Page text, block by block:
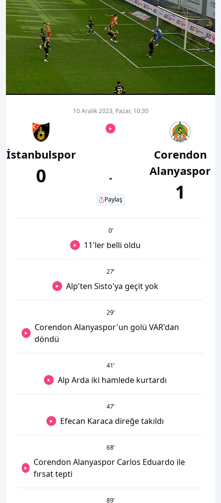
00:01
İstanbulspor
0
10 Aralık 2023, Pazar, 10:30
-
Paylaş
Corendon
Alanyaspor
1
0’
11'ler belli oldu
27’
Alp'ten Sisto'ya geçit yok
29’
Corendon Alanyaspor'un golü VAR'dan
döndü
41’
Alp Arda iki hamlede kurtardı
47’
Efecan Karaca direğe takıldı
68’
Corendon Alanyaspor Carlos Eduardo ile
fırsat tepti
89’